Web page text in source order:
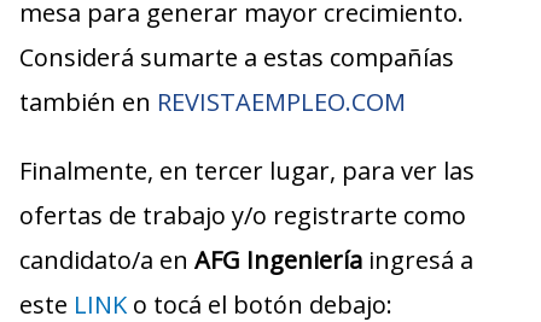
mesa para generar mayor crecimiento.
Considerá sumarte a estas compañías
también en REVISTAEMPLEO.COM
Finalmente, en tercer lugar, para ver las
ofertas de trabajo y/o registrarte como
candidato/a en AFG Ingeniería ingresá a
este LINK o tocá el botón debajo: